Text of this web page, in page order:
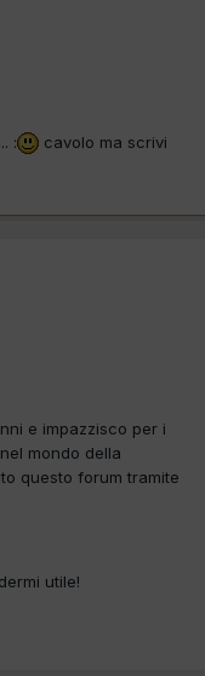
:
cavolo ma scrivi
e impazzisco per i
mondo della
questo forum tramite
utile!